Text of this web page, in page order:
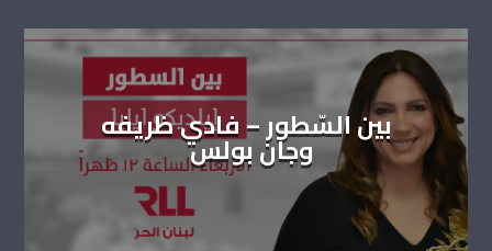
بين السّطور – فادي ظريفه
وجان بولس